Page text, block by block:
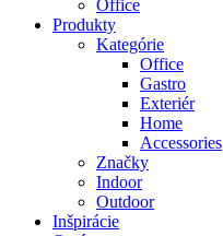
Office
Produkty
Kategórie
Office
Gastro
Exteriér
Home
Accessories
Značky
Indoor
Outdoor
Inšpirácie